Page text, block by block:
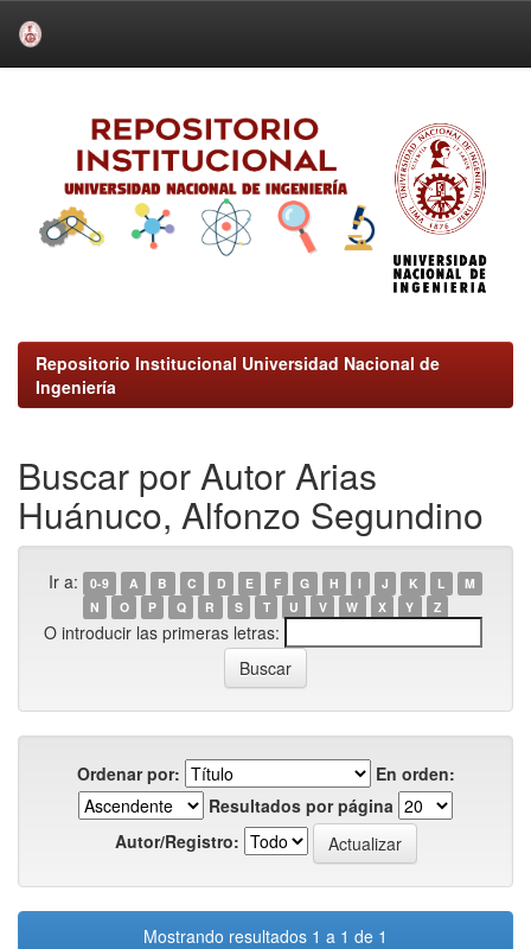
Repositorio Institucional Universidad Nacional de
Ingeniería
Buscar por Autor Arias
Huánuco, Alfonzo Segundino
Ir a: 0-9 A B C D E F G H I J K L
M
N
O P Q R S T U V W X Y Z
O introducir las primeras letras:
Ordenar por:
En orden:
Resultados por página
Autor/Registro:
Mostrando resultados 1 a 1 de 1